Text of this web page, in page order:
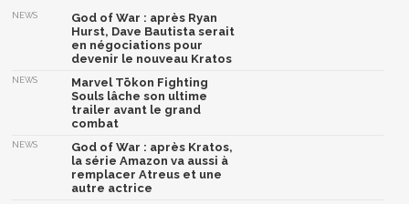
NEWS
God of War : après Ryan
Hurst, Dave Bautista serait
en négociations pour
devenir le nouveau Kratos
NEWS
Marvel Tōkon Fighting
Souls lâche son ultime
trailer avant le grand
combat
NEWS
God of War : après Kratos,
la série Amazon va aussi à
remplacer Atreus et une
autre actrice